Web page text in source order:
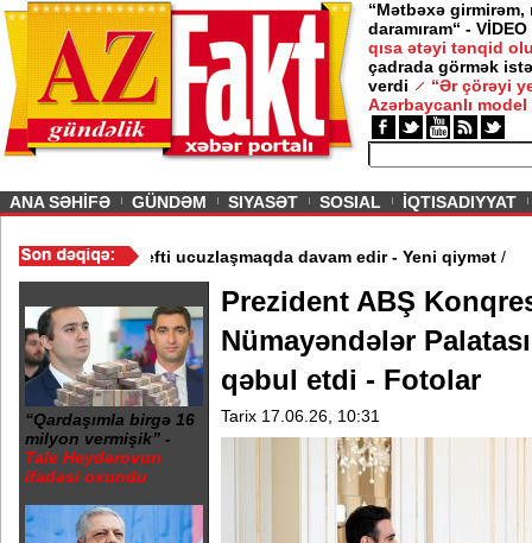
“Mətbəxə girmirəm,
daramıram“ - VİDEO
qısa ətəyi tənqid
çadrada görmək
verdi
“Ər çörəyi
Azərbaycanlı model
ANA SƏHİFƏ GÜNDƏM SIYASƏT SOSIAL İQTISADIYYAT
- Video/ Azərbaycan nefti ucuzlaşmaqda davam edir -
“Qardaşımla birgə 16
milyon vermişik” -
Tale Heydərovun
ifadəsi oxundu
Prezident ABŞ
Nümayəndələr
qəbul etdi - Fotolar
Tarix 17.06.26, 10:31